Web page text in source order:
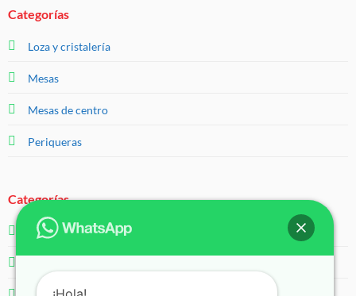
Categorías
Loza y cristalería
Mesas
Mesas de centro
Periqueras
Categorías
Salas